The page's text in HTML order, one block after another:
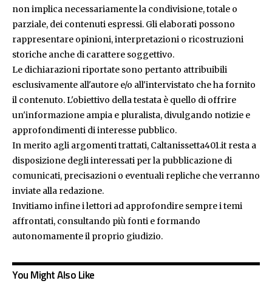
non implica necessariamente la condivisione, totale o
parziale, dei contenuti espressi. Gli elaborati possono
rappresentare opinioni, interpretazioni o ricostruzioni
storiche anche di carattere soggettivo.
Le dichiarazioni riportate sono pertanto attribuibili
esclusivamente all'autore e/o all'intervistato che ha fornito
il contenuto. L'obiettivo della testata è quello di offrire
un'informazione ampia e pluralista, divulgando notizie e
approfondimenti di interesse pubblico.
In merito agli argomenti trattati, Caltanissetta401.it resta a
disposizione degli interessati per la pubblicazione di
comunicati, precisazioni o eventuali repliche che verranno
inviate alla redazione.
Invitiamo infine i lettori ad approfondire sempre i temi
affrontati, consultando più fonti e formando
autonomamente il proprio giudizio.
You Might Also Like